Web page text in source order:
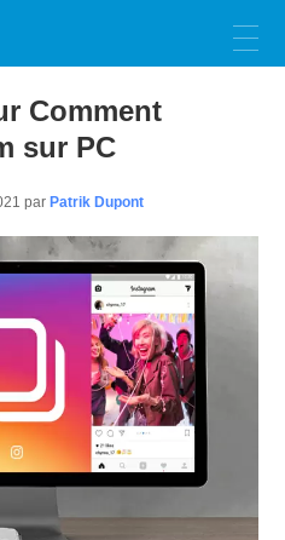
Comment
sur PC
par Patrik Dupont